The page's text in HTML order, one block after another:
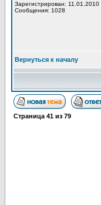
Зарегистрирован: 11.01.2010
Сообщения: 1028
Вернуться к началу
Страница 41 из 79